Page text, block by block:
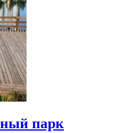
парк